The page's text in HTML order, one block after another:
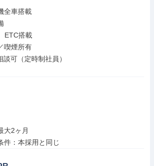
全車搭載
ETC搭載
喫煙所有
談可（定時制社員）
大2ヶ月